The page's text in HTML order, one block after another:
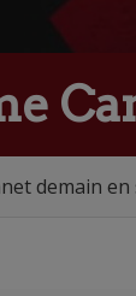
demain en